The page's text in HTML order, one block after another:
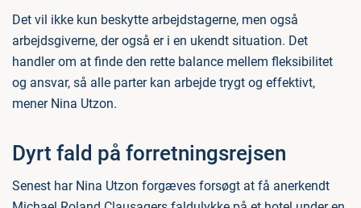
Det vil ikke kun beskytte arbejdstagerne, men også
arbejdsgiverne, der også er i en ukendt situation. Det
handler om at finde den rette balance mellem fleksibilitet
og ansvar, så alle parter kan arbejde trygt og effektivt,
mener Nina Utzon.
Dyrt fald på forretningsrejsen
Senest har Nina Utzon forgæves forsøgt at få anerkendt